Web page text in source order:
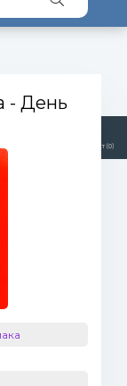
Плейлист (0)
- День